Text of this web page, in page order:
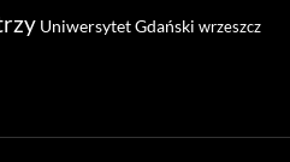
Uniwersytet Gdański wrzeszcz